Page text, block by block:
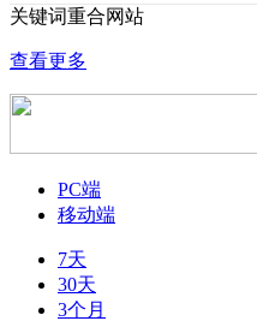
关键词重合网站
查看更多
PC端
移动端
7天
30天
3个月